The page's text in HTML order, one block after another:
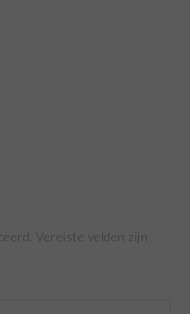
Vereiste velden zijn